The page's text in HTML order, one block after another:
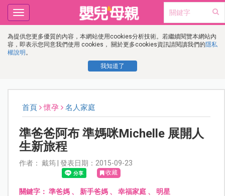
為提供您更多優質的內容，本網站使用cookies分析技術。若繼續閱覽本網站內
容，即表示您同意我們使用 cookies， 關於更多cookies資訊請閱讀我們的隱私
權說明 。
我知道了
Toggle
navigation
首頁 懷孕 名人家庭
準爸爸阿布 準媽咪Michelle 展開人
生新旅程
作者： 戴筠 | 發表日期：2015-09-23
收藏
關鍵字： 準爸媽、 新手爸媽、 幸福家庭、 明星